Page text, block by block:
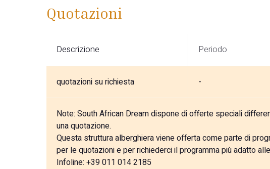
Quotazioni
Descrizione Periodo
quotazioni su richiesta -
Note: South African Dream dispone di offerte speciali
una quotazione.
Questa struttura alberghiera viene offerta come parte di
per le quotazioni e per richiederci il programma più adatto
Infoline: +39 011 014 2185